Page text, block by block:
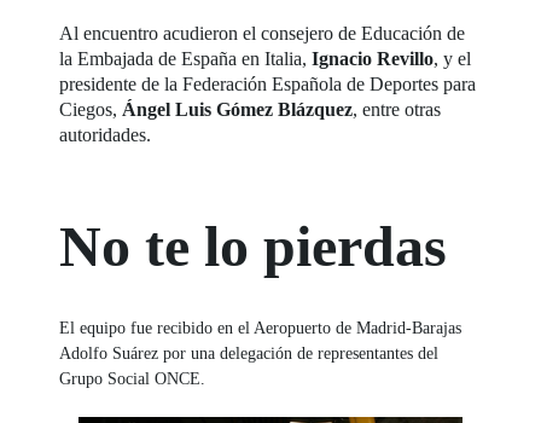
Al encuentro acudieron el consejero de Educación de
la Embajada de España en Italia,Ignacio Revillo, y el
presidente de la Federación Española de Deportes para
Ciegos, Ángel Luis Gómez Blázquez, entre otras
autoridades.
No te lo pierdas
El equipo fue recibido en el Aeropuerto de Madrid-Barajas
Adolfo Suárez por una delegación de representantes del
Grupo Social ONCE.